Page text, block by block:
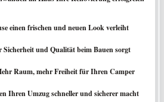
einen frischen und neuen Look verleiht
und Qualität beim Bauen sorgt
Raum, mehr Freiheit für Ihren Camper
Ihren Umzug schneller und sicherer macht